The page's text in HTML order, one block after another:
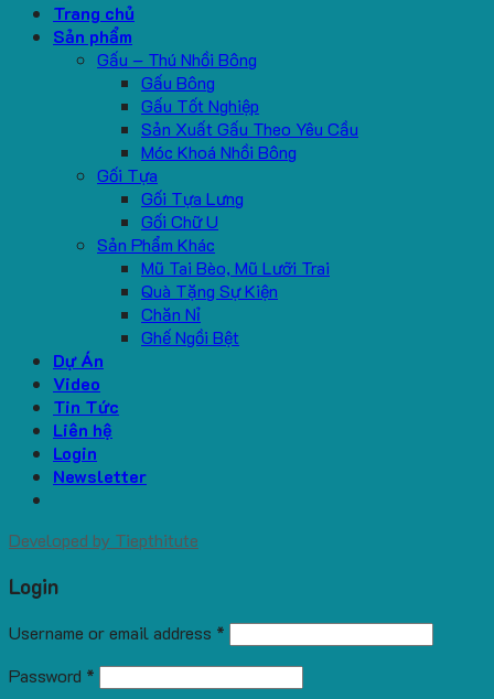
Trang chủ
Sản phẩm
Gấu – Thú Nhồi Bông
Gấu Bông
Gấu Tốt Nghiệp
Sản Xuất Gấu Theo Yêu Cầu
Móc Khoá Nhồi Bông
Gối Tựa
Gối Tựa Lưng
Gối Chữ U
Sản Phẩm Khác
Mũ Tai Bèo, Mũ Lưỡi Trai
Quà Tặng Sự Kiện
Chăn Nỉ
Ghế Ngồi Bệt
Dự Án
Video
Tin Tức
Liên hệ
Login
Newsletter
Developed by Tiepthitute
Login
Username or email address *
Password *